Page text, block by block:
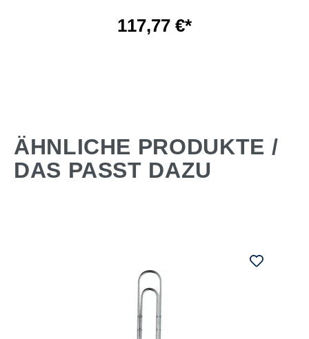
117,77 €*
ÄHNLICHE PRODUKTE /
DAS PASST DAZU